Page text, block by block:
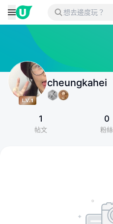
cheungkahei
1
帖文
0
粉絲